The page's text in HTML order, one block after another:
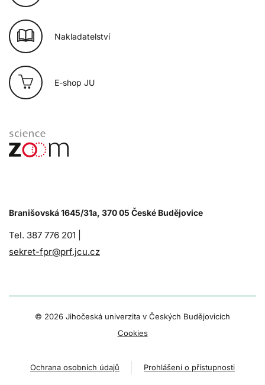
Nakladatelství
E-shop JU
Branišovská 1645/31a, 370 05 České Budějovice
Tel. 387 776 201 |
sekret-fpr@prf.jcu.cz
© 2026 Jihočeská univerzita v Českých Budějovicích
Cookies
Ochrana osobních údajů Prohlášení o přístupnosti